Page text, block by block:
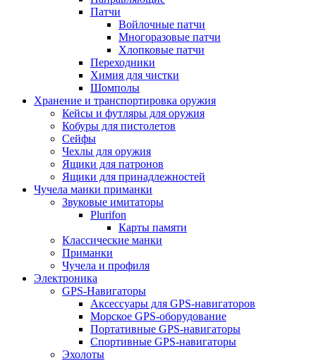
Патчи
Войлочные патчи
Многоразовые патчи
Хлопковые патчи
Переходники
Химия для чистки
Шомполы
Хранение и транспортировка оружия
Кейсы и футляры для оружия
Кобуры для пистолетов
Сейфы
Чехлы для оружия
Ящики для патронов
Ящики для принадлежностей
Чучела манки приманки
Звуковые имитаторы
Plurifon
Карты памяти
Классические манки
Приманки
Чучела и профиля
Электроника
GPS-Навигаторы
Аксессуары для GPS-навигаторов
Морское GPS-оборудование
Портативные GPS-навигаторы
Спортивные GPS-навигаторы
Эхолоты